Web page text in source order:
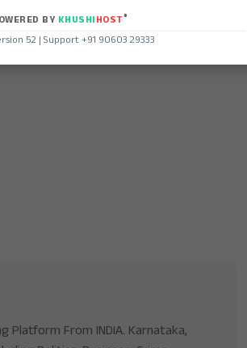
Platform From INDIA. Karnataka,
BYKHUSHIHOST®
52 | Support +91 90603 29333